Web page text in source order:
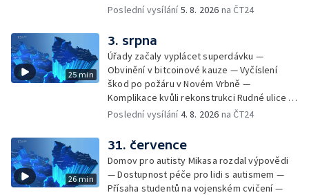
kandidátních listin — Končí lhůta pro podání
rozsudek v lihové kauze — Výročí
zavraždění Václava III. v Olomouci — Těžba
unikátní rašeliny pro lázně v Karlově
Studánce — Výběr ze sociálních sítí ČT —
Nový program pro léčbu obezity —
Olomoucké (nejen) shakespearovské léto
Poslední vysílání5. 8. 2026 na ČT24
25 min
3. srpna
Úřady začaly vyplácet superdávku —
Obvinění v bitcoinové kauze — Vyčíslení
škod po požáru v Novém Vrbně —
Komplikace kvůli rekonstrukci Rudné ulice —
Nárůst zájmu o klimatizace — Výluka vlaků
Protipovodňová opatření v Troubkách —
Zájem o bydlení na vysokoškolskýc kolejích
— Vrcholí sklizeň levandulí
Poslední vysílání4. 8. 2026 na ČT24
26 min
31. července
Domov pro autisty Mikasa rozdal výpovědi
— Dostupnost péče pro lidi s autismem —
Přísaha studentů na vojenském cvičení —